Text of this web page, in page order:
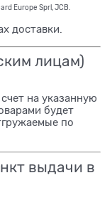
Europe Sprl, JCB.
доставки.
лицам)
на указанную
будет
по
выдачи в